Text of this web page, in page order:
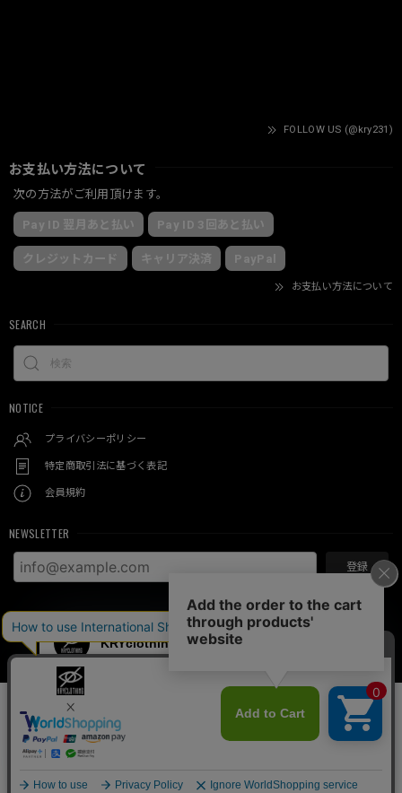
FOLLOW US (@kry231)
お支払い方法について
次の方法がご利用頂けます。
Pay ID 翌月あと払い Pay ID 3回あと払い
クレジットカード キャリア決済 PayPal
お支払い方法について
SEARCH
NOTICE
プライバシーポリシー
特定商取引法に基づく表記
会員規約
NEWSLETTER
登録
International shipping available
日本国内にお住まいの方向け